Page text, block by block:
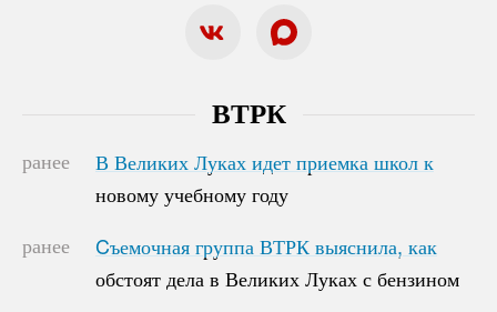
ВТРК
ранее
В Великих Луках идет приемка школ к
новому учебному году
В Великих Луках идет приемка школ к
новому учебному году
ранее
Cъемочная группа ВТРК выяснила, как
обстоят дела в Великих Луках с бензином
Cъемочная группа ВТРК выяснила, как
обстоят дела в Великих Луках с бензином